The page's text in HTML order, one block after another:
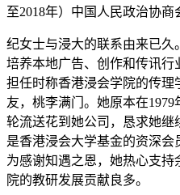
至2018年）中国人民政治协商
纪女士与浸大的联系由来已久
培养本地广告、创作和传讯行
担任时称香港浸会学院的传
友，桃李满门。她原本在
轮流送花到她公司，恳求她
是香港浸会大学基金的资深会
为感谢知遇之恩，她热心支
院的教研发展贡献良多。